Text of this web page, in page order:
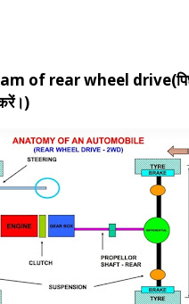
of rear wheel